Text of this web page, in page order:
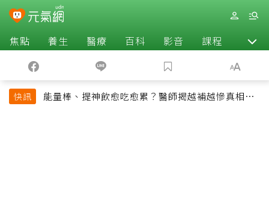
焦點 養生 醫療 百科 影音 課程 退休
快訊
能量棒、提神飲愈吃愈累？醫師揭越補越慘真相：